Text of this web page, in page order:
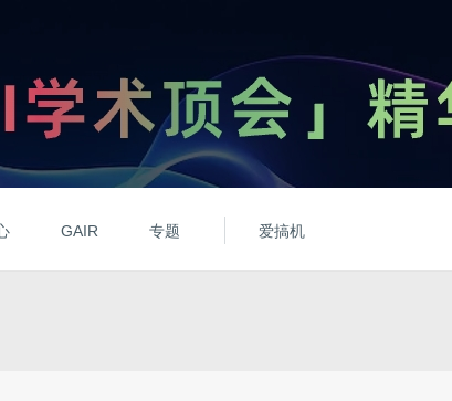
GAIR 专题 爱搞机